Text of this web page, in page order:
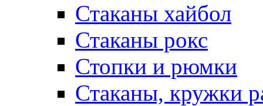
Стаканы хайбол
Стаканы рокс
Стопки и рюмки
Стаканы, кружки